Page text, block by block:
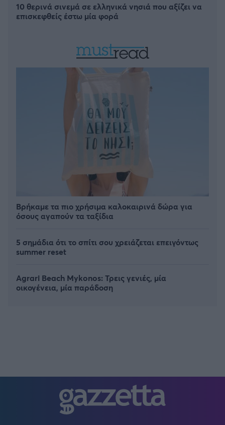
10 θερινά σινεμά σε ελληνικά νησιά που αξίζει να
επισκεφθείς έστω μία φορά
Βρήκαμε τα πιο χρήσιμα καλοκαιρινά δώρα για
όσους αγαπούν τα ταξίδια
5 σημάδια ότι το σπίτι σου χρειάζεται επειγόντως
summer reset
Agrari Beach Mykonos: Τρεις γενιές, μία
οικογένεια, μία παράδοση